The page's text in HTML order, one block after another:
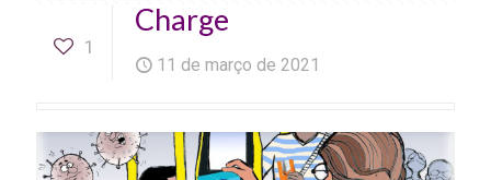
1
Charge
11 de março de 2021